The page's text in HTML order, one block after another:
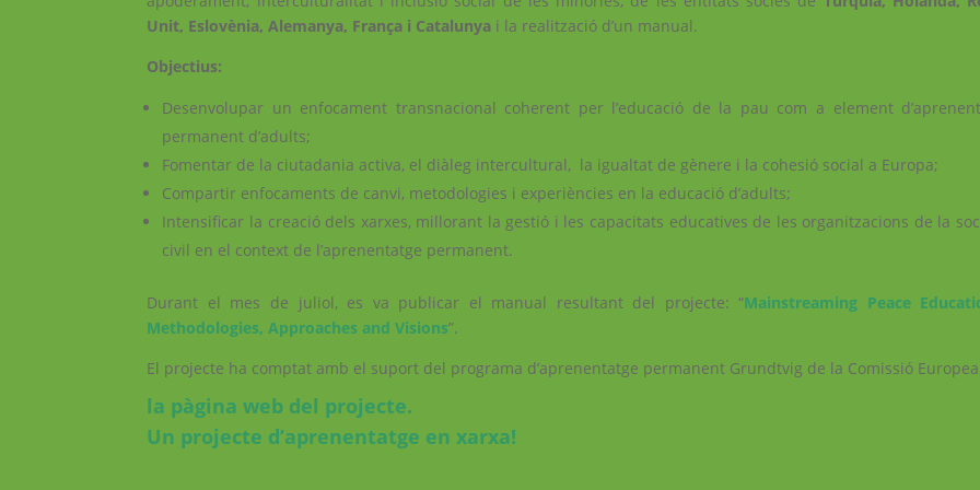
Unit, Eslovènia, Alemanya, França i Catalunya i la realització d’un manual.
Objectius:
Desenvolupar un enfocament transnacional coherent per l’educació de la pau com a element
permanent d’adults;
Fomentar de la ciutadania activa, el diàleg intercultural, la igualtat de gènere i la cohesió social a Europa;
Compartir enfocaments de canvi, metodologies i experiències en la educació d’adults;
Intensificar la creació dels xarxes, millorant la gestió i les capacitats educatives de les organitzacions de la
civil en el context de l’aprenentatge permanent.
Durant el mes de juliol, es va publicar el manual resultant del projecte: “Mainstreaming Peace
Methodologies, Approaches and Visions”.
El projecte ha comptat amb el suport del programa d’aprenentatge permanent Grundtvig de la Comissió
la pàgina web del projecte.
Un projecte d’aprenentatge en xarxa!